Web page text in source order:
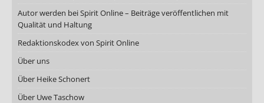
Autor werden bei Spirit Online – Beiträge veröffentlichen mit
Qualität und Haltung
Redaktionskodex von Spirit Online
Über uns
Über Heike Schonert
Über Uwe Taschow